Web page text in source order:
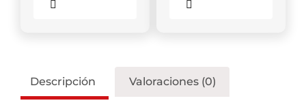
Descripción Valoraciones (0)